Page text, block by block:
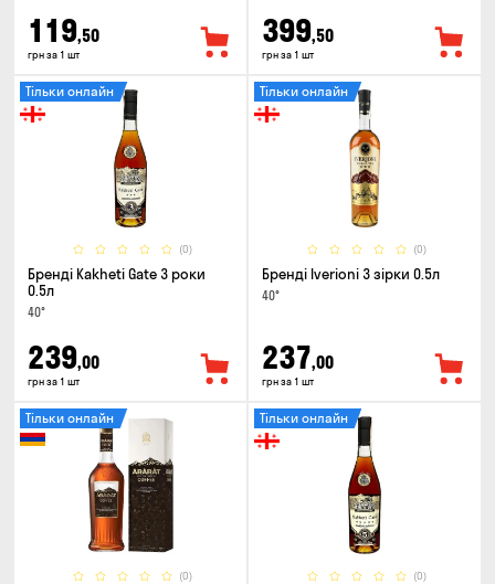
119,50
грн за 1 шт
399,50
грн за 1 шт
(0)
Тільки онлайн
Бренді Kakheti Gate 3 роки
0.5л
40°
239,00
грн за 1 шт
(0)
Тільки онлайн
Бренді Iverioni 3 зірки 0.5л
40°
237,00
грн за 1 шт
(0)
Тільки онлайн
(0)
Тільки онлайн